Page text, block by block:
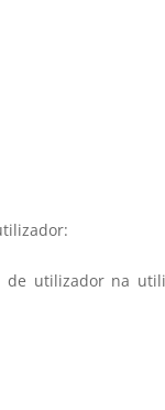
utilizador na